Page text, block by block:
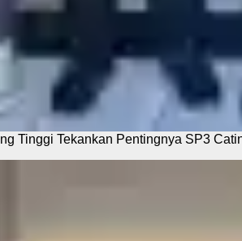
Tinggi Tekankan Pentingnya SP3